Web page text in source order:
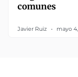
comunes
Javier Ruiz mayo